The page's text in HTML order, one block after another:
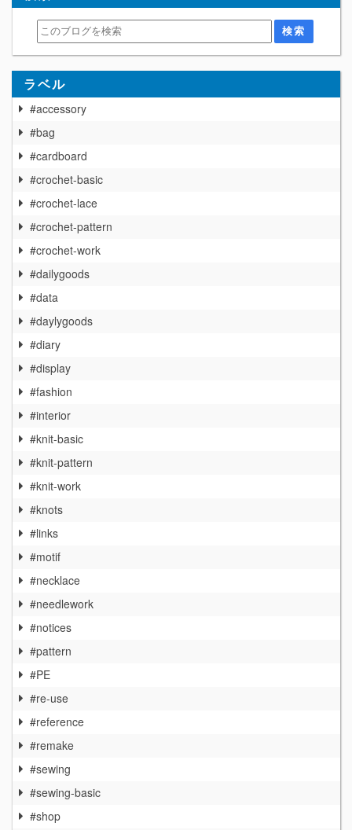
ラベル
#accessory
#bag
#cardboard
#crochet-basic
#crochet-lace
#crochet-pattern
#crochet-work
#dailygoods
#data
#daylygoods
#diary
#display
#fashion
#interior
#knit-basic
#knit-pattern
#knit-work
#knots
#links
#motif
#necklace
#needlework
#notices
#pattern
#PE
#re-use
#reference
#remake
#sewing
#sewing-basic
#shop